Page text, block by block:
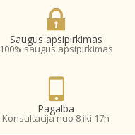
Saugus apsipirkimas
100% saugus apsipirkimas
Pagalba
Konsultacija nuo 8 iki 17h